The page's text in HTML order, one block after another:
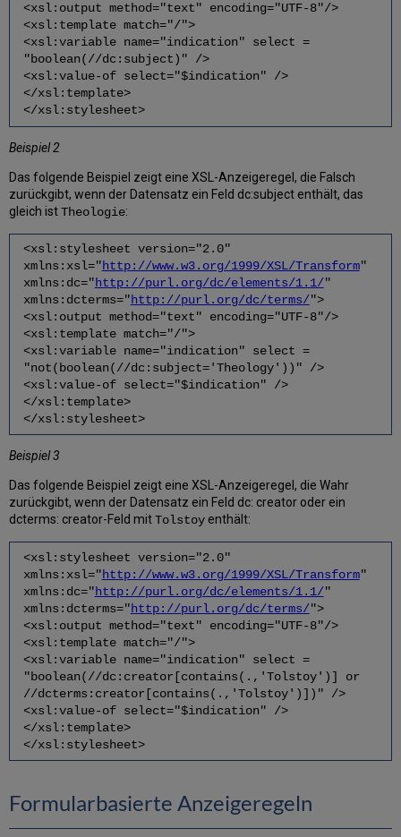
<xsl:output method="text" encoding="UTF-8"/>
<xsl:template match="/">
<xsl:variable name="indication" select =
"boolean(//dc:subject)" />
<xsl:value-of select="$indication" />
</xsl:template>
</xsl:stylesheet>
Beispiel 2
Das folgende Beispiel zeigt eine XSL-Anzeigeregel, die Falsch
zurückgibt, wenn der Datensatz ein Feld dc:subject enthält, das
gleich istTheologie:
<xsl:stylesheet version="2.0"
xmlns:xsl="http://www.w3.org/1999/XSL/Transform"
xmlns:dc="http://purl.org/dc/elements/1.1/"
xmlns:dcterms="http://purl.org/dc/terms/">
<xsl:output method="text" encoding="UTF-8"/>
<xsl:template match="/">
<xsl:variable name="indication" select =
"not(boolean(//dc:subject='Theology'))" />
<xsl:value-of select="$indication" />
</xsl:template>
</xsl:stylesheet>
Beispiel 3
Das folgende Beispiel zeigt eine XSL-Anzeigeregel, die Wahr
zurückgibt, wenn der Datensatz ein Feld dc: creator oder ein
dcterms: creator-Feld mitTolstoy enthält:
<xsl:stylesheet version="2.0"
xmlns:xsl="http://www.w3.org/1999/XSL/Transform"
xmlns:dc="http://purl.org/dc/elements/1.1/"
xmlns:dcterms="http://purl.org/dc/terms/">
<xsl:output method="text" encoding="UTF-8"/>
<xsl:template match="/">
<xsl:variable name="indication" select =
"boolean(//dc:creator[contains(.,'Tolstoy')] or
//dcterms:creator[contains(.,'Tolstoy')])" />
<xsl:value-of select="$indication" />
</xsl:template>
</xsl:stylesheet>
Formularbasierte Anzeigeregeln